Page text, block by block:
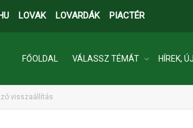
LOVAK LOVARDÁK PIACTÉR
FŐOLDAL VÁLASSZ TÉMÁT HÍREK,
INGATLANOK
visszaállítás